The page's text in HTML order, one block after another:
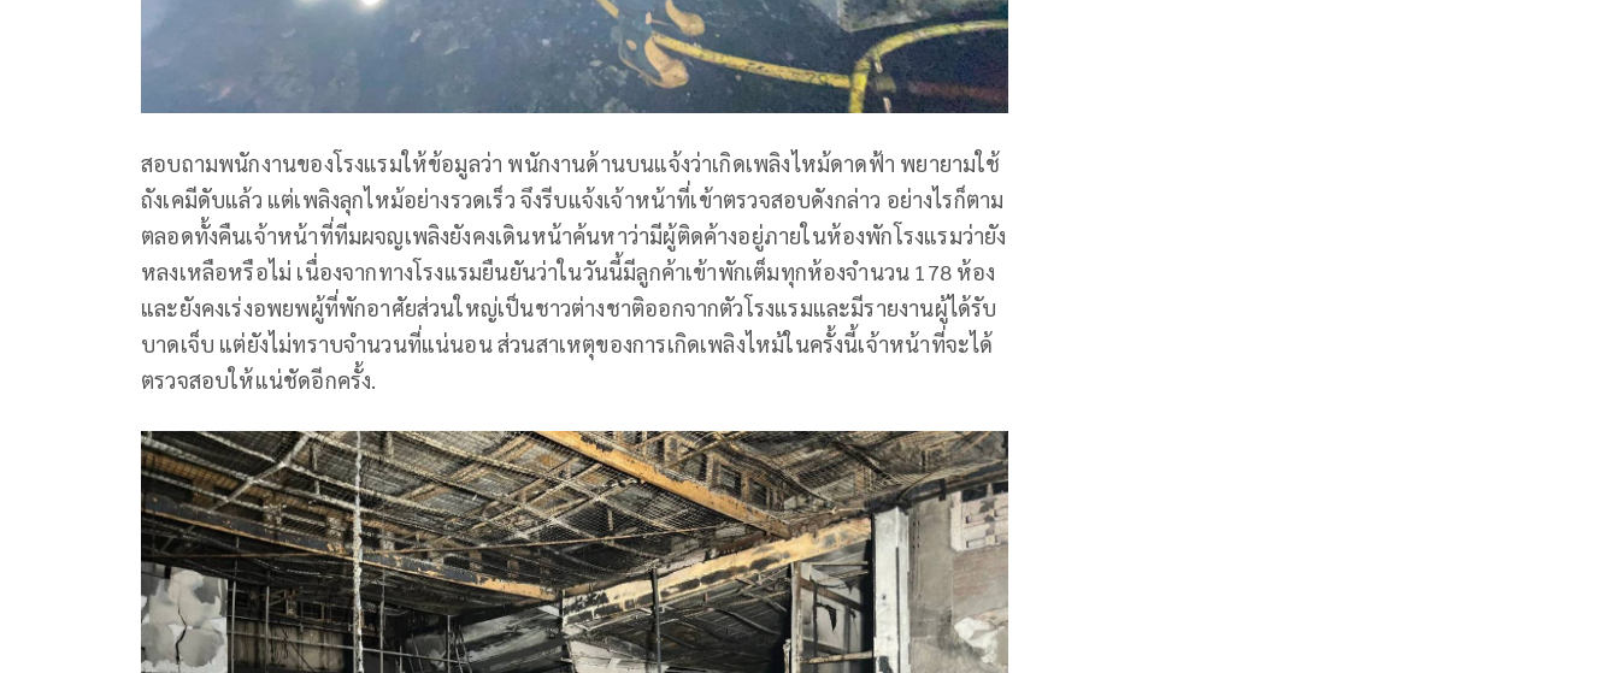
สอบถามพนักงานของโรงแรมให้ข้อมูลว่า พนักงานด้านบนแจ้งว่าเกิดเพลิงไหม้ดาดฟ้า พยายามใช้
ถังเคมีดับแล้ว แต่เพลิงลุกไหม้อย่างรวดเร็ว จึงรีบแจ้งเจ้าหน้าที่เข้าตรวจสอบดังกล่าว อย่างไรก็ตาม
ตลอดทั้งคืนเจ้าหน้าที่ทีมผจญเพลิงยังคงเดินหน้าค้นหาว่ามีผู้ติดค้างอยู่ภายในห้องพักโรงแรมว่ายัง
หลงเหลือหรือไม่ เนื่องจากทางโรงแรมยืนยันว่าในวันนี้มีลูกค้าเข้าพักเต็มทุกห้องจำนวน 178 ห้อง
และยังคงเร่งอพยพผู้ที่พักอาศัยส่วนใหญ่เป็นชาวต่างชาติออกจากตัวโรงแรมและมีรายงานผู้ได้รับ
บาดเจ็บ แต่ยังไม่ทราบจำนวนที่แน่นอน ส่วนสาเหตุของการเกิดเพลิงไหม้ในครั้งนี้เจ้าหน้าที่จะได้
ตรวจสอบให้แน่ชัดอีกครั้ง.